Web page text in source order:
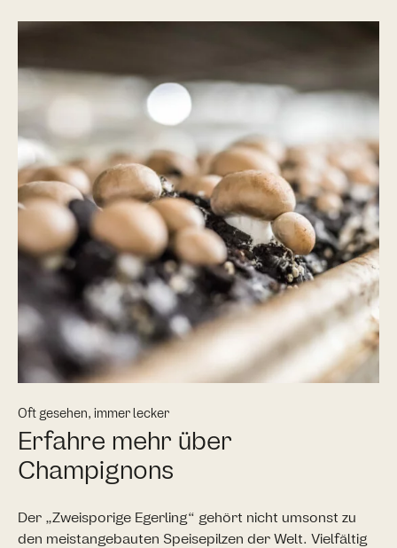
Oft gesehen, immer lecker
Erfahre mehr über
Champignons
Der „Zweisporige Egerling“ gehört nicht umsonst zu
den meistangebauten Speisepilzen der Welt. Vielfältig